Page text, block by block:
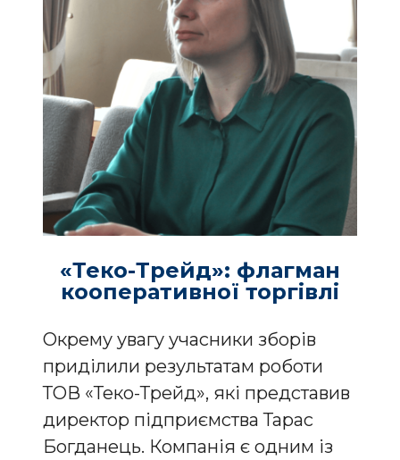
«Теко-Трейд»: флагман
кооперативної торгівлі
Окрему увагу учасники зборів
приділили результатам роботи
ТОВ «Теко-Трейд», які представив
директор підприємства Тарас
Богданець. Компанія є одним із